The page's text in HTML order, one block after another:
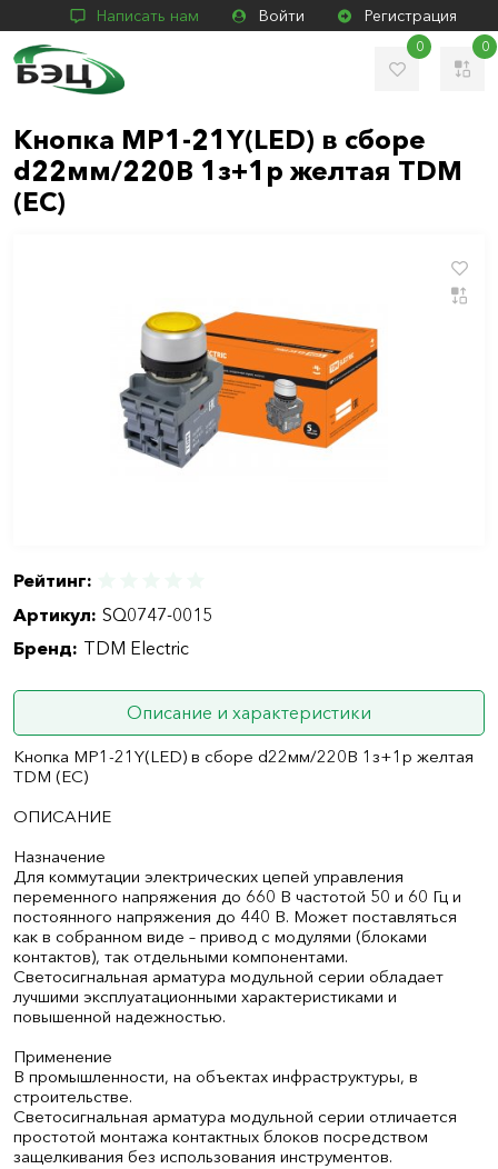
Написать нам Войти Регистрация
0 0
Кнопка MP1-21Y(LED) в сборе
d22мм/220В 1з+1р желтая TDM
(ЕС)
Рейтинг:
Артикул: SQ0747-0015
Бренд: TDM Electric
Описание и характеристики
Кнопка MP1-21Y(LED) в сборе d22мм/220В 1з+1р желтая
TDM (ЕС)
ОПИСАНИЕ
Назначение
Для коммутации электрических цепей управления
переменного напряжения до 660 В частотой 50 и 60 Гц и
постоянного напряжения до 440 В. Может поставляться
как в собранном виде – привод с модулями (блоками
контактов), так отдельными компонентами.
Светосигнальная арматура модульной серии обладает
лучшими эксплуатационными характеристиками и
повышенной надежностью.
Применение
В промышленности, на объектах инфраструктуры, в
строительстве.
Светосигнальная арматура модульной серии отличается
простотой монтажа контактных блоков посредством
защелкивания без использования инструментов.